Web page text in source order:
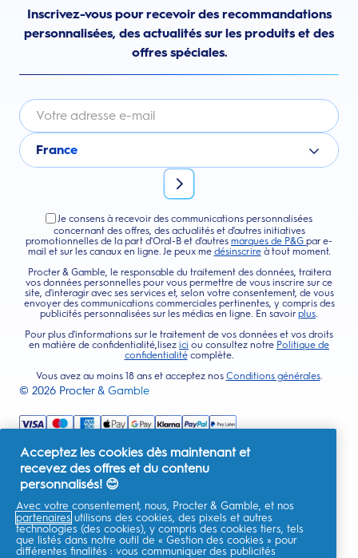
Inscrivez-vous pour recevoir des recommandations
personnalisées, des actualités sur les produits et des
offres spéciales.
France
Je consens à recevoir des communications personnalisées
concernant des offres, des actualités et d'autres initiatives
promotionnelles de la part d'Oral-B et d'autres marques de P&G par e-
mail et sur les canaux en ligne. Je peux me désinscrireà tout moment.
Procter & Gamble, le responsable du traitement des données, traitera
vos données personnelles pour vous permettre de vous inscrire sur ce
site, d'interagir avec ses services et, selon votre consentement, de vous
envoyer des communications commerciales pertinentes, y compris des
publicités personnalisées sur les médias en ligne. En savoir plus.
Pour plus d'informations sur le traitement de vos données et vos droits
en matière de confidentialité,lisez ici ou consultez notre Politique de
confidentialitécomplète.
Vous avez au moins 18 ans et acceptez nos Conditions générales.
© 2026 Procter & Gamble
Acceptez les cookies dès maintenant et
recevez des offres et du contenu
personnalisés! 😊
Avec votre consentement, nous, Procter & Gamble, et nos
partenaires utilisons des cookies, des pixels et autres
technologies (des cookies), y compris des cookies tiers, tels
que listés dans notre outil de « Gestion des cookies » pour
différentes finalités : vous communiquer des publicités